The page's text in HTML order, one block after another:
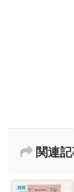
関連
雑貨